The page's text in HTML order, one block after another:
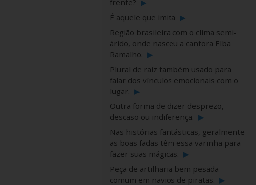
frente? ▶
É aquele que imita ▶
Região brasileira com o clima semi-
árido, onde nasceu a cantora Elba
Ramalho. ▶
Plural de raiz também usado para
falar dos vínculos emocionais com o
lugar. ▶
Outra forma de dizer desprezo,
descaso ou indiferença. ▶
Nas histórias fantásticas, geralmente
as boas fadas têm essa varinha para
fazer suas mágicas. ▶
Peça de artilharia bem pesada
comum em navios de piratas. ▶